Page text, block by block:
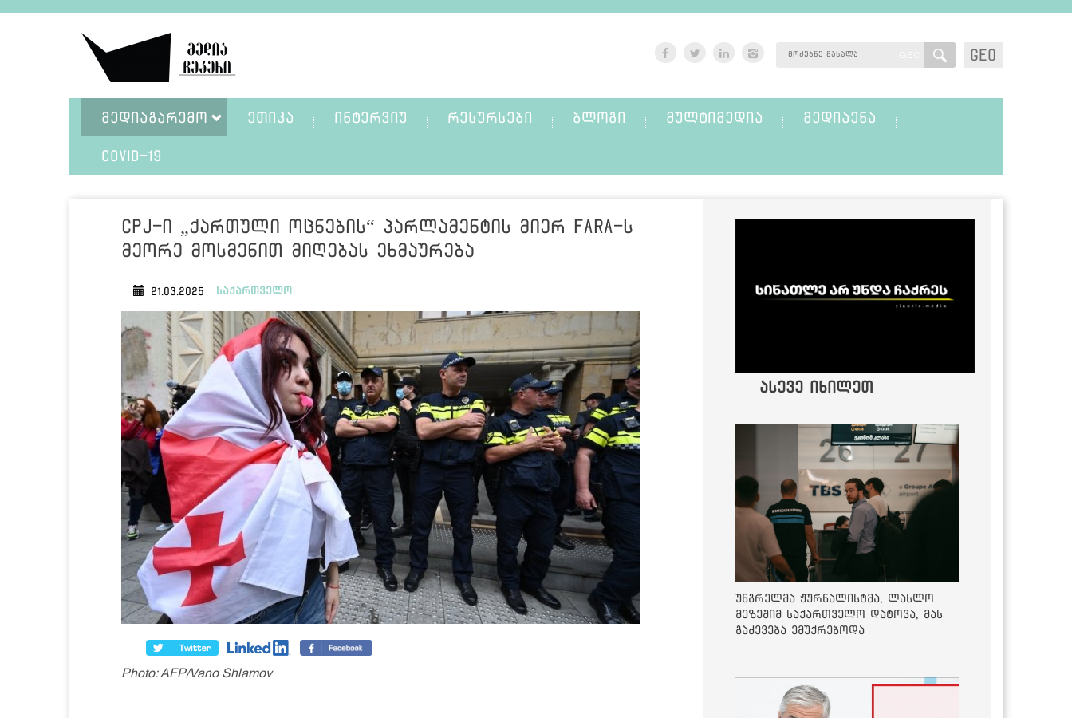
GEO
ᲛᲔᲓᲘᲐᲒᲐᲠᲔᲛᲝ ᲔᲗᲘᲙᲐ ᲘᲜᲢᲔᲠᲕᲘᲣ ᲠᲔᲡᲣᲠᲡᲔᲑᲘ ᲑᲚᲝᲒᲘ ᲛᲣᲚᲢᲘᲛᲔᲓᲘᲐ ᲛᲔᲓᲘᲐᲔᲜᲐ
COVID-19
CPJ-ი „ქართული ოცნების“ პარლამენტის მიერ FARA-ს
მეორე მოსმენით მიღებას ეხმაურება
21.03.2025 საქართველო
Photo: AFP/Vano Shlamov
ასევე იხილეთ
უნგრელმა ჟურნალისტმა, ლასლო
მეზეშიმ საქართველო დატოვა, მას
გაძევება ემუქრებოდა